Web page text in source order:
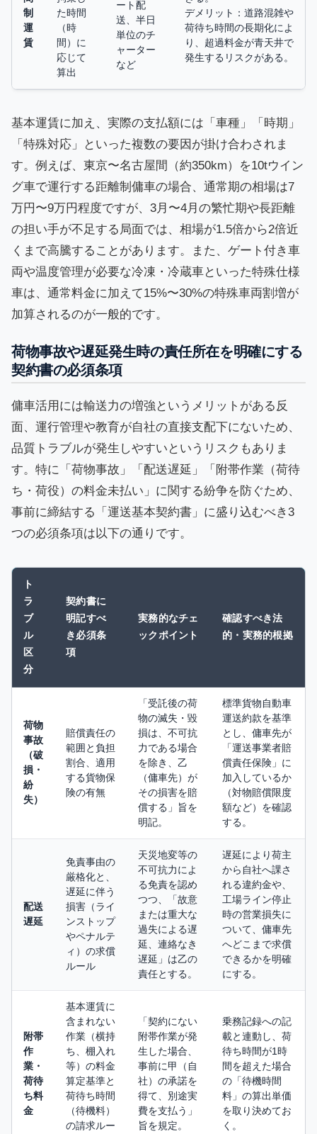
制
運
賃
た時間
（時
間）に
応じて
算出
ート配
送、半日
単位のチ
ャーター
など
デメリット：道路混雑や
荷待ち時間の長期化によ
り、超過料金が青天井で
発生するリスクがある。
基本運賃に加え、実際の支払額には「車種」「時期」
「特殊対応」といった複数の要因が掛け合わされま
す。例えば、東京〜名古屋間（約350km）を10tウイン
グ車で運行する距離制傭車の場合、通常期の相場は7
万円〜9万円程度ですが、3月〜4月の繁忙期や長距離
の担い手が不足する局面では、相場が1.5倍から2倍近
くまで高騰することがあります。また、ゲート付き車
両や温度管理が必要な冷凍・冷蔵車といった特殊仕様
車は、通常料金に加えて15%〜30%の特殊車両割増が
加算されるのが一般的です。
荷物事故や遅延発生時の責任所在を明確にする
契約書の必須条項
傭車活用には輸送力の増強というメリットがある反
面、運行管理や教育が自社の直接支配下にないため、
品質トラブルが発生しやすいというリスクもありま
す。特に「荷物事故」「配送遅延」「附帯作業（荷待
ち・荷役）の料金未払い」に関する紛争を防ぐため、
事前に締結する「運送基本契約書」に盛り込むべき3
つの必須条項は以下の通りです。
ト
ラ
ブ
ル
区
分
契約書に
明記すべ
き必須条
項
実務的なチェ
ックポイント
確認すべき法
的・実務的根拠
荷物
事故
（破
損・
紛
失）
賠償責任の
範囲と負担
割合、適用
する貨物保
険の有無
「受託後の荷
物の滅失・毀
損は、不可抗
力である場合
を除き、乙
（傭車先）が
その損害を賠
償する」旨を
明記。
標準貨物自動車
運送約款を基準
とし、傭車先が
「運送事業者賠
償責任保険」に
加入しているか
（対物賠償限度
額など）を確認
する。
配送
遅延
免責事由の
厳格化と、
遅延に伴う
損害（ライ
ンストップ
やペナルテ
ィ）の求償
ルール
天災地変等の
不可抗力によ
る免責を認め
つつ、「故意
または重大な
過失による遅
延、連絡なき
遅延」は乙の
責任とする。
遅延により荷主
から自社へ課さ
れる違約金や、
工場ライン停止
時の営業損失に
ついて、傭車先
へどこまで求償
できるかを明確
にする。
附帯
作
業・
荷待
ち料
金
基本運賃に
含まれない
作業（横持
ち、棚入れ
等）の料金
算定基準と
荷待ち時間
（待機料）
の請求ルー
「契約にない
附帯作業が発
生した場合、
事前に甲（自
社）の承諾を
得て、別途実
費を支払う」
旨を規定。
乗務記録への記
載と連動し、荷
待ち時間が1時
間を超えた場合
の「待機時間
料」の算出単価
を取り決めてお
く。